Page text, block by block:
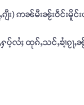
း) ဢၼ်မီးၼႂ်းဝဵင်းမိူင်းယ
ပ့်လႆႈ ထုၵ်ႇသင်ႇၶၢႆ့ၵႂ